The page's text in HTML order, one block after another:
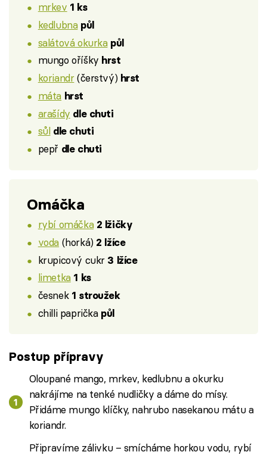
mrkev 1 ks
kedlubna půl
salátová okurka půl
mungo oříšky hrst
koriandr(čerstvý) hrst
máta hrst
arašídy dle chuti
sůl dle chuti
pepř dle chuti
Omáčka
rybí omáčka 2 lžičky
voda (horká) 2 lžíce
krupicový cukr 3 lžíce
limetka 1 ks
česnek 1 stroužek
chilli paprička půl
Postup přípravy
Oloupané mango, mrkev, kedlubnu a okurku
nakrájíme na tenké nudličky a dáme do mísy.
Přidáme mungo klíčky, nahrubo nasekanou mátu a
koriandr.
Připravíme zálivku – smícháme horkou vodu, rybí